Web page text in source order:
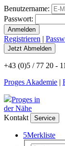
Benutzername:
Passwort:
Registrieren |
+43 (0)5 / 77 20 -
Proges Akademie |
Proges in
der Nähe
Kontakt
Service
5Merkliste